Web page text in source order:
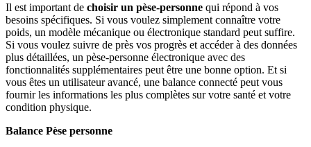
Il est important de choisir un pèse-personne qui répond à vos
besoins spécifiques. Si vous voulez simplement connaître votre
poids, un modèle mécanique ou électronique standard peut suffire.
Si vous voulez suivre de près vos progrès et accéder à des données
plus détaillées, un pèse-personne électronique avec des
fonctionnalités supplémentaires peut être une bonne option. Et si
vous êtes un utilisateur avancé, une balance connecté peut vous
fournir les informations les plus complètes sur votre santé et votre
condition physique.
Balance Pèse personne